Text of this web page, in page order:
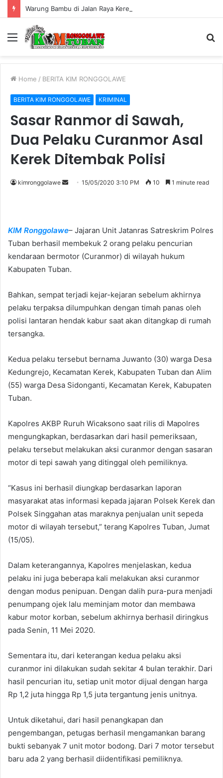
Menu
Home / BERITA KIM RONGGOLAWE
BERITA KIM RONGGOLAWE KRIMINAL
Sasar Ranmor di Sawah,
Dua Pelaku Curanmor Asal
Kerek Ditembak Polisi
kimronggolawe
a
n
e
m
15/05/2020 3:10 PM 10 1 minute read
KIM Ronggolawe– Jajaran Unit Jatanras Satreskrim Polres
Tuban berhasil membekuk 2 orang pelaku pencurian
kendaraan bermotor (Curanmor) di wilayah hukum
Kabupaten Tuban.
Bahkan, sempat terjadi kejar-kejaran sebelum akhirnya
pelaku terpaksa dilumpuhkan dengan timah panas oleh
polisi lantaran hendak kabur saat akan ditangkap di rumah
tersangka.
Kedua pelaku tersebut bernama Juwanto (30) warga Desa
Kedungrejo, Kecamatan Kerek, Kabupaten Tuban dan Alim
(55) warga Desa Sidonganti, Kecamatan Kerek, Kabupaten
Tuban.
Kapolres AKBP Ruruh Wicaksono saat rilis di Mapolres
mengungkapkan, berdasarkan dari hasil pemeriksaan,
pelaku tersebut melakukan aksi curanmor dengan sasaran
motor di tepi sawah yang ditinggal oleh pemiliknya.
“Kasus ini berhasil diungkap berdasarkan laporan
masyarakat atas informasi kepada jajaran Polsek Kerek dan
Polsek Singgahan atas maraknya penjualan unit sepeda
motor di wilayah tersebut,” terang Kapolres Tuban, Jumat
(15/05).
Dalam keterangannya, Kapolres menjelaskan, kedua
pelaku ini juga beberapa kali melakukan aksi curanmor
dengan modus penipuan. Dengan dalih pura-pura menjadi
penumpang ojek lalu meminjam motor dan membawa
kabur motor korban, sebelum akhirnya berhasil diringkus
pada Senin, 11 Mei 2020.
Sementara itu, dari keterangan kedua pelaku aksi
curanmor ini dilakukan sudah sekitar 4 bulan terakhir. Dari
hasil pencurian itu, setiap unit motor dijual dengan harga
Rp 1,2 juta hingga Rp 1,5 juta tergantung jenis unitnya.
Untuk diketahui, dari hasil penangkapan dan
pengembangan, petugas berhasil mengamankan barang
bukti sebanyak 7 unit motor bodong. Dari 7 motor tersebut
baru ada 2 yang berhasil diidentifikasi pemiliknya.